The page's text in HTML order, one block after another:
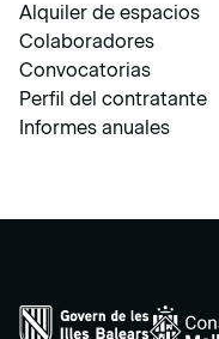
Alquiler de espacios
Colaboradores
Convocatorias
Perfil del contratante
Informes anuales